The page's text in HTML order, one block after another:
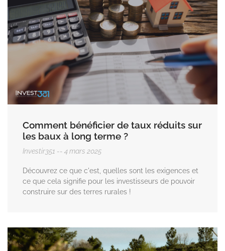
Comment bénéficier de taux réduits sur
les baux à long terme ?
Investir351 4 mars 2025
Découvrez ce que c'est, quelles sont les exigences et
ce que cela signifie pour les investisseurs de pouvoir
construire sur des terres rurales !